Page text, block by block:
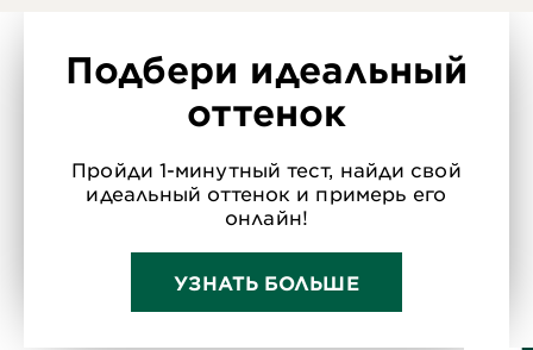
Подбери идеальный
оттенок
Пройди 1-минутный тест, найди свой
идеальный оттенок и примерь его
онлайн!
УЗНАТЬ БОЛЬШЕ